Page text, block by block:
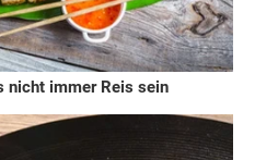
nicht immer Reis sein